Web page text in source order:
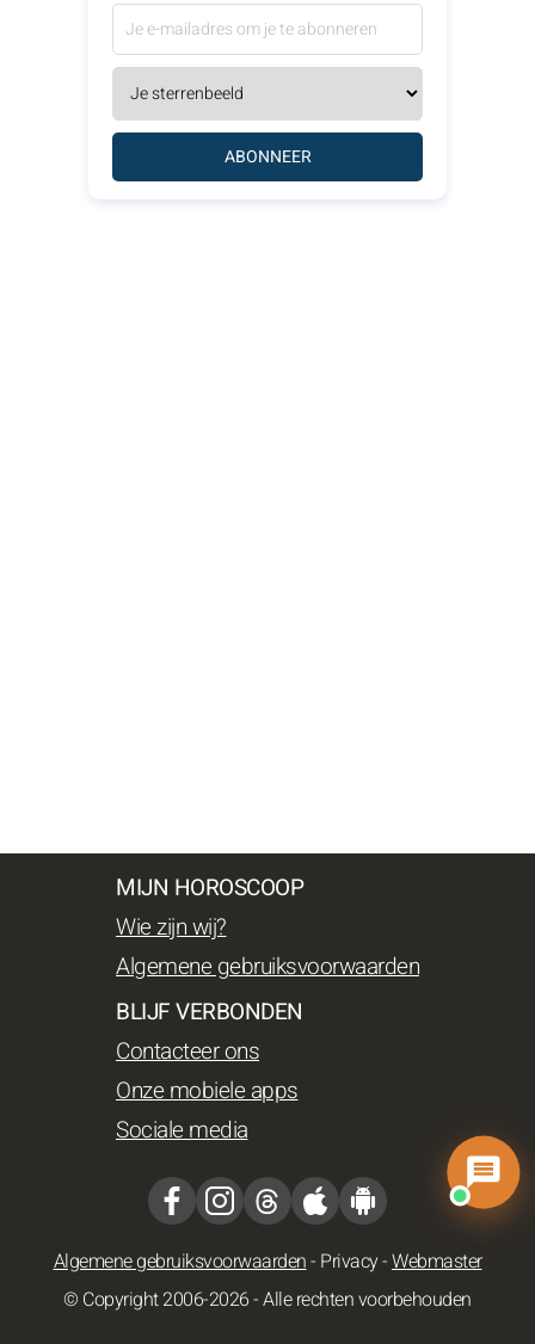
ABONNEER
MIJN HOROSCOOP
Wie zijn wij?
Algemene gebruiksvoorwaarden
BLIJF VERBONDEN
Contacteer ons
Onze mobiele apps
Sociale media
Algemene gebruiksvoorwaarden- Privacy-Webmaster
© Copyright 2006-2026 - Alle rechten voorbehouden